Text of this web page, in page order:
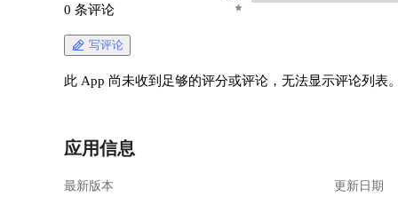
0 条评论
写评论
此 App 尚未收到足够的评分或评论，无法显示评论列表
应用信息
最新版本 更新日期